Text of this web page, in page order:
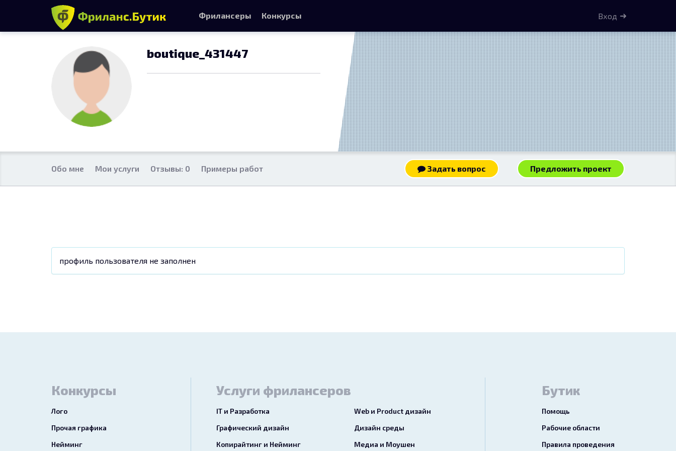
boutique_431447
Обо мне Мои услуги Отзывы: 0 Примеры работ Задать вопрос Предложить проект
профиль пользователя не заполнен
Фрилансеры Конкурсы Вход
Конкурсы
Лого
Прочая графика
Нейминг
Услуги фрилансеров
IT и Разработка
Web и Product дизайн
Графический дизайн
Дизайн среды
Копирайтинг и Нейминг
Медиа и Моушен
Бутик
Помощь
Рабочие области
Правила проведения